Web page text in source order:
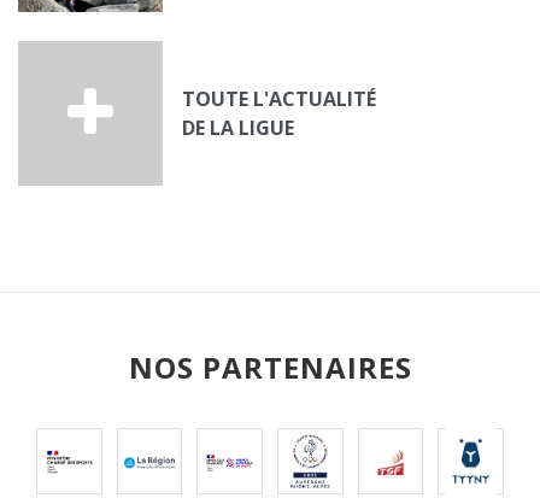
TOUTE L'ACTUALITÉ
DE LA LIGUE
NOS PARTENAIRES